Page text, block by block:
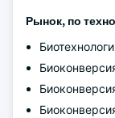
Рынок, по